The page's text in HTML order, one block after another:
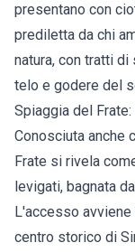
presentano con
prediletta da chi
natura, con tratti
telo e godere del
Spiaggia del
Conosciuta anche
Frate si rivela
levigati, bagnata
L'accesso
centro storico di